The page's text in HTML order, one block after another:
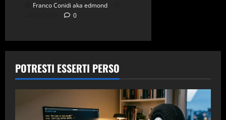
Franco Conidi aka edmond
0
POTRESTI ESSERTI PERSO